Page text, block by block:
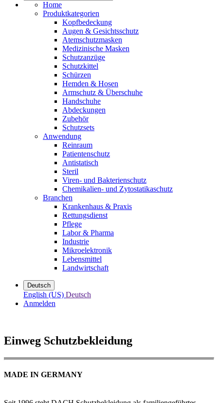
Home
Produktkategorien
Kopfbedeckung
Augen & Gesichtsschutz
Atemschutzmasken
Medizinische Masken
Schutzanzüge
Schutzkittel
Schürzen
Hemden & Hosen
Armschutz & Überschuhe
Handschuhe
Abdeckungen
Zubehör
Schutzsets
Anwendung
Reinraum
Patientenschutz
Antistatisch
Steril
Viren- und Bakterienschutz
Chemikalien- und Zytostatikaschutz
Branchen
Krankenhaus & Praxis
Rettungsdienst
Pflege
Labor & Pharma
Industrie
Mikroelektronik
Lebensmittel
Landwirtschaft
Deutsch
English (US) Deutsch
Anmelden
Einweg Schutzbekleidung
MADE IN GERMANY